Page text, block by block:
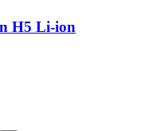
H5 Li-ion